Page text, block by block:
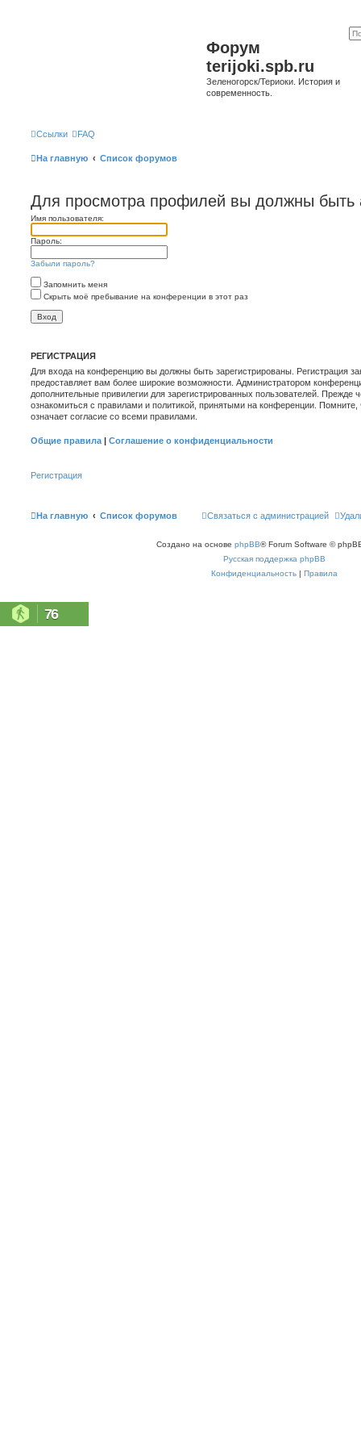
Форум
terijoki.spb.ru
Зеленогорск/Териоки. История и
современность.
Ссылки FAQ
На главную Список форумов
Для просмотра профилей вы должны быть
Имя пользователя:
Пароль:
Забыли пароль?
Запомнить меня
Скрыть моё пребывание на конференции в этот раз
РЕГИСТРАЦИЯ
Для входа на конференцию вы должны быть зарегистрированы. Регистрация
предоставляет вам более широкие возможности. Администратором
дополнительные привилегии для зарегистрированных пользователей. Прежде
ознакомиться с правилами и политикой, принятыми на конференции.
означает согласие со всеми правилами.
Общие правила | Соглашение о конфиденциальности
Регистрация
На главную Список форумов Связаться с администрацией
Создано на основе phpBB® Forum Software ©
Русская поддержка phpBB
Конфиденциальность | Правила
76